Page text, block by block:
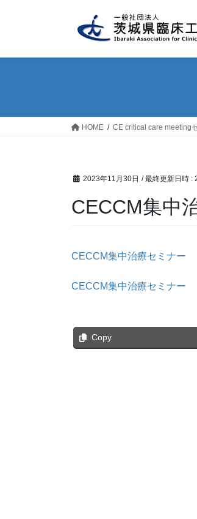
HOME CE critical care meeting
2023年11月30日 / 最終更新日時 :
CECCM集中
CECCM集中治療セミナー
CECCM集中治療セミナー
Copy